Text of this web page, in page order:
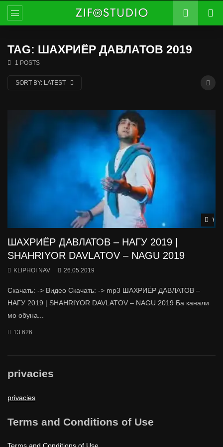
TAG: ШАХРИЁР ДАВЛАТОВ 2019
1 POSTS
SORT BY: LATEST
ШАХРИЁР ДАВЛАТОВ – НАГУ 2019 |
SHAHRIYOR DAVLATOV – NAGU 2019
KLIPHOI NAV 26.05.2019
Скачать: -> Видео Скачать: -> mp3 ШАХРИЁР ДАВЛАТОВ –
НАГУ 2019 | SHAHRIYOR DAVLATOV – NAGU 2019 Ба канали
мо обуна...
13 626
privacies
privacies
Terms and Conditions of Use